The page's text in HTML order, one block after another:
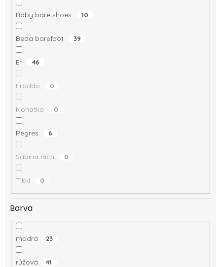
Baby bare shoes 10
Beda barefoot 39
Ef 46
Froddo 0
Nohatka 0
Pegres 6
Sabina Rich 0
Tikki 0
Barva
modrá 23
růžová 41